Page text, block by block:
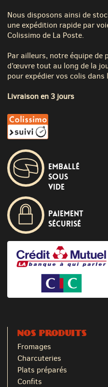
Nous disposons ainsi de
une expédition rapide par
Colissimo de La Poste.
Par ailleurs, notre équipe de
d’œuvre tout au long de la
pour expédier vos colis
Livraison en 3 jours
Emballé
sous
vide
Paiement
sécurisé
NOS PRODUITS
Fromages
Charcuteries
Plats préparés
Confits